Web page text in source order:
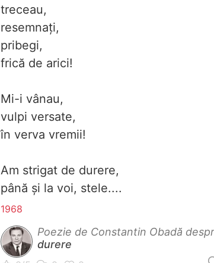
treceau,
resemnați,
pribegi,
frică de arici!
Mi-i vânau,
vulpi versate,
în verva vremii!
Am strigat de durere,
până și la voi, stele....
1968
Poezie de Constantin Obadă
durere